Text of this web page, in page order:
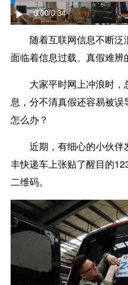
0:00/0:34
随着互联网信息不断泛
面临着信息过载、真假难辨
大家平时网上冲浪时，
息，分不清真假还容易被
怎么办？
近期，有细心的小伙伴
丰快递车上张贴了醒目的
二维码。